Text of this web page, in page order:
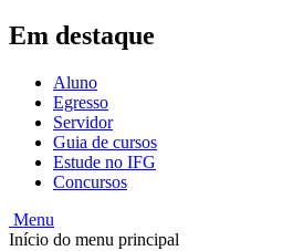
Em destaque
Aluno
Egresso
Servidor
Guia de cursos
Estude no IFG
Concursos
Menu
Início do menu principal